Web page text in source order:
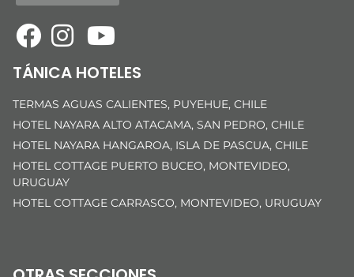
TÁNICA HOTELES
TERMAS AGUAS CALIENTES, PUYEHUE, CHILE
HOTEL NAYARA ALTO ATACAMA, SAN PEDRO, CHILE
HOTEL NAYARA HANGAROA, ISLA DE PASCUA, CHILE
HOTEL COTTAGE PUERTO BUCEO, MONTEVIDEO,
URUGUAY
HOTEL COTTAGE CARRASCO, MONTEVIDEO, URUGUAY